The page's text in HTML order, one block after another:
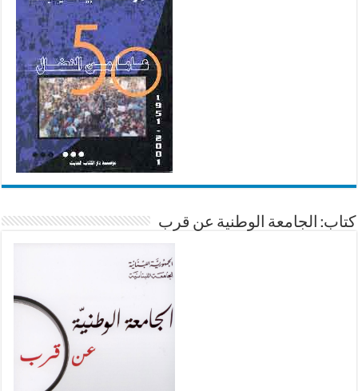
كتاب: الجامعة الوطنية عن قرب